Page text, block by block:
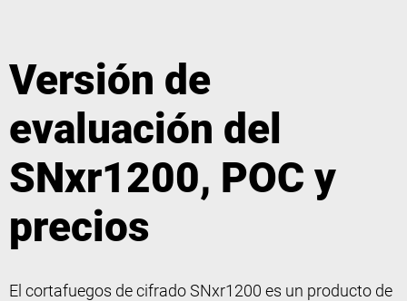
Versión de
evaluación del
SNxr1200, POC y
precios
El cortafuegos de cifrado SNxr1200 es un producto de